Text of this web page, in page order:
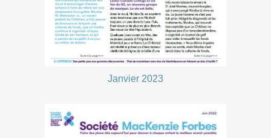
Janvier 2023